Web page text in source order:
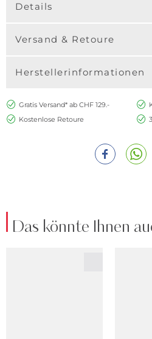
Details
Versand & Retoure
Herstellerinformationen
Gratis Versand* ab CHF 129.-
Kostenlose Retoure
Das könnte Ihnen